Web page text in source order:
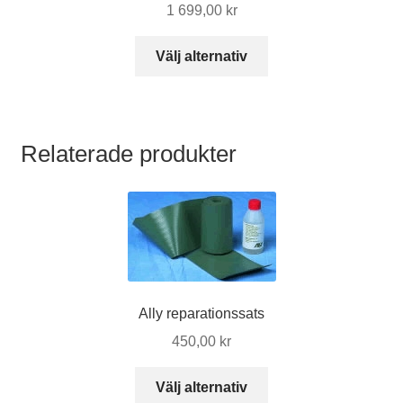
1 699,00 kr
Välj alternativ
kan
väljas
Relaterade produkter
Ally reparationssats
450,00 kr
Välj alternativ